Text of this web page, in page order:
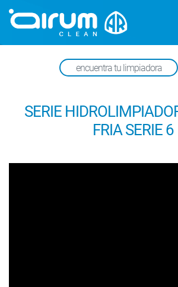
SERIE
FRIA SERIE 6